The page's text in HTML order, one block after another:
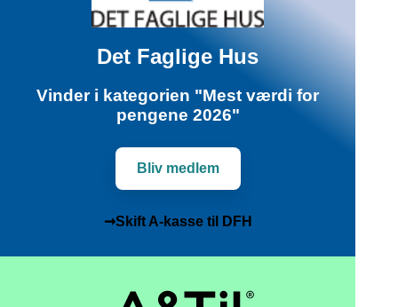
Det Faglige Hus
Vinder i kategorien "Mest værdi for
pengene 2026"
Bliv medlem
➞Skift A-kasse til DFH